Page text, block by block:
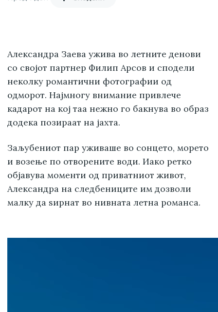
Александра Заева ужива во летните денови
со својот партнер Филип Арсов и сподели
неколку романтични фотографии од
одморот. Најмногу внимание привлече
кадарот на кој таа нежно го бакнува во образ
додека позираат на јахта.
Заљубениот пар уживаше во сонцето, морето
и возење по отворените води. Иако ретко
објавува моменти од приватниот живот,
Александра на следбениците им дозволи
малку да ѕирнат во нивната летна романса.